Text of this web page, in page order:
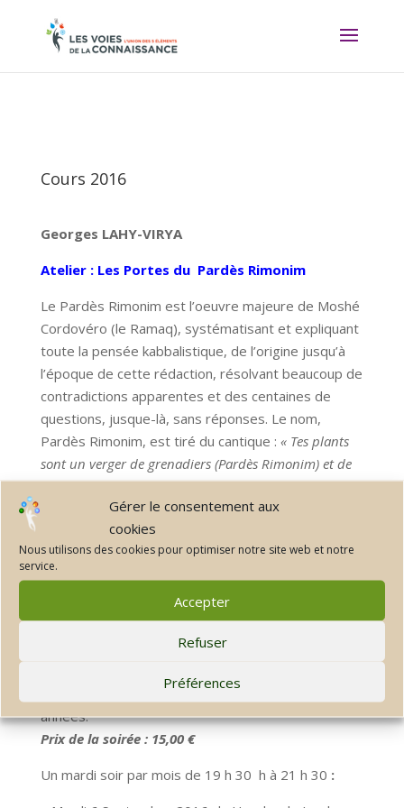
Gérer le consentement aux
cookies
Nous utilisons des cookies pour optimiser notre site web et notre
service.
Accepter
Refuser
Préférences
Cours 2016
Georges LAHY-VIRYA
Atelier : Les Portes du Pardès Rimonim
Le Pardès Rimonim est l’oeuvre majeure de Moshé
Cordovéro (le Ramaq), systématisant et expliquant
toute la pensée kabbalistique, de l’origine jusqu’à
l’époque de cette rédaction, résolvant beaucoup de
contradictions apparentes et des centaines de
questions, jusque-là, sans réponses. Le nom,
Pardès Rimonim, est tiré du cantique : « Tes plants
sont un verger de grenadiers (Pardès Rimonim) et de
fruits exquis, de henné et de nard »(Cantique
des cantiques 4:13).
Nous décrirons le personnage hors du commun de
Moïse Cordovero, qui, en plus du Pardès Rimonim,
1522, mort en 1570, il fut le chef de l’école de
Kabbale de Safed, avant l’arrivée d’Isāac Louria.
chapitres, ce cycle de cours se poursuivra sur trois
années.
Prix de la soirée : 15,00 €
Un mardi soir par mois de 19 h 30 h à 21 h 30 :